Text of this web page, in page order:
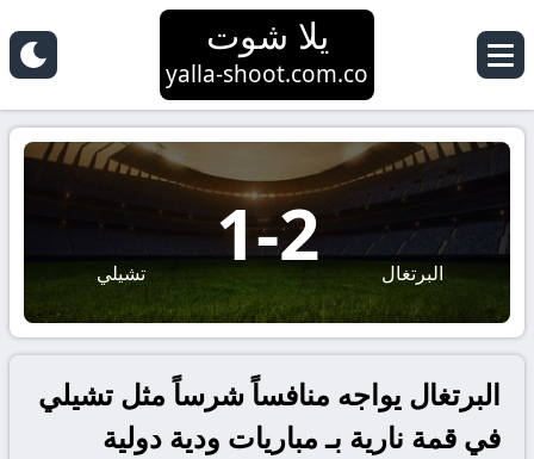
يلا شوت
yalla-shoot.com.co
البرتغال 2
-
1 تشيلي
البرتغال يواجه منافساً شرساً مثل تشيلي
في قمة نارية بـ مباريات ودية دولية